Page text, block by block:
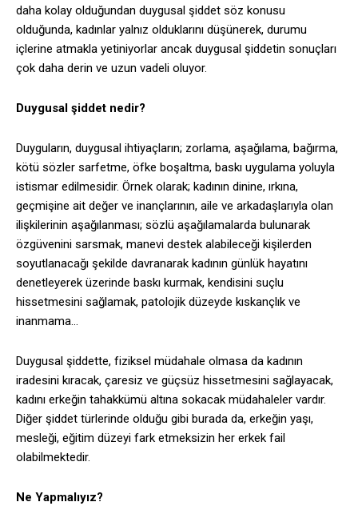
daha kolay olduğundan duygusal şiddet söz konusu
olduğunda, kadınlar yalnız olduklarını düşünerek, durumu
içlerine atmakla yetiniyorlar ancak duygusal şiddetin sonuçları
çok daha derin ve uzun vadeli oluyor.
Duygusal şiddet nedir?
Duyguların, duygusal ihtiyaçların; zorlama, aşağılama, bağırma,
kötü sözler sarfetme, öfke boşaltma, baskı uygulama yoluyla
istismar edilmesidir. Örnek olarak; kadının dinine, ırkına,
geçmişine ait değer ve inançlarının, aile ve arkadaşlarıyla olan
ilişkilerinin aşağılanması; sözlü aşağılamalarda bulunarak
özgüvenini sarsmak, manevi destek alabileceği kişilerden
soyutlanacağı şekilde davranarak kadının günlük hayatını
denetleyerek üzerinde baskı kurmak, kendisini suçlu
hissetmesini sağlamak, patolojik düzeyde kıskançlık ve
inanmama…
Duygusal şiddette, fiziksel müdahale olmasa da kadının
iradesini kıracak, çaresiz ve güçsüz hissetmesini sağlayacak,
kadını erkeğin tahakkümü altına sokacak müdahaleler vardır.
Diğer şiddet türlerinde olduğu gibi burada da, erkeğin yaşı,
mesleği, eğitim düzeyi fark etmeksizin her erkek fail
olabilmektedir.
Ne Yapmalıyız?